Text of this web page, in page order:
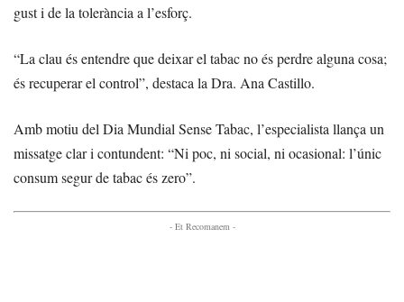
gust i de la tolerància a l’esforç.
“La clau és entendre que deixar el tabac no és perdre alguna cosa;
és recuperar el control”, destaca la Dra. Ana Castillo.
Amb motiu del Dia Mundial Sense Tabac, l’especialista llança un
missatge clar i contundent: “Ni poc, ni social, ni ocasional: l’únic
consum segur de tabac és zero”.
- Et Recomanem -